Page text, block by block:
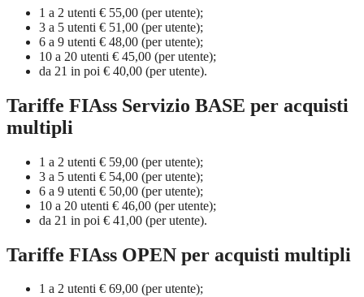
1 a 2 utenti € 55,00 (per utente);
3 a 5 utenti € 51,00 (per utente);
6 a 9 utenti € 48,00 (per utente);
10 a 20 utenti € 45,00 (per utente);
da 21 in poi € 40,00 (per utente).
Tariffe FIAss Servizio BASE per acquisti
multipli
1 a 2 utenti € 59,00 (per utente);
3 a 5 utenti € 54,00 (per utente);
6 a 9 utenti € 50,00 (per utente);
10 a 20 utenti € 46,00 (per utente);
da 21 in poi € 41,00 (per utente).
Tariffe FIAss OPEN per acquisti multipli
1 a 2 utenti € 69,00 (per utente);